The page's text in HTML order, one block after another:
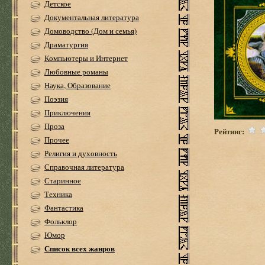
Детское
Документальная литература
Домоводство (Дом и семья)
Драматургия
Компьютеры и Интернет
Любовные романы
Наука, Образование
Поэзия
Приключения
Проза
Прочее
Религия и духовность
Справочная литература
Старинное
Техника
Фантастика
Фольклор
Юмор
Список всех жанров
Рейтинг: